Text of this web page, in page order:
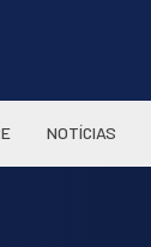
NOTÍCIAS